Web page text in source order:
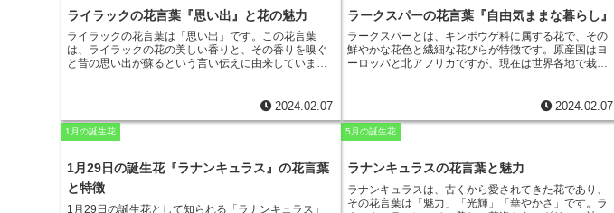
り強さといった花言葉も持っています。ランの花言葉
「熱烈」は、愛する人への熱い想いや、夢や目標に向
かって努力し続ける情熱を表現するのにぴったりで
す。また、その花姿の美しさから、インテリアとして
飾るのもおすすめです。ランを贈ったり、飾ったりす
白いラナンキュラスは「純潔」「無邪気」などです。
ラナンキュラスは、花言葉が素敵な花なので、贈り物
にもおすすめです。
ライラックの花言葉『思い出』と花の魅力
ライラックの花言葉は「思い出」です。この花言葉
は、ライラックの花の美しい香りと、その香りを嗅ぐ
と昔の思い出が蘇るという言い伝えに由来していま
ています。ライラックの花は、ヨーロッパ原産の落葉
低木で、初夏に紫色の花を咲かせます。ライラックの
花は、その美しい見た目と香りの良さから、庭木とし
て人気があります。また、ライラックの花は、切り花
としても人気があり、フラワーアレンジメントに使用
されることが多いです。ライラックの花言葉は、「思
い出」以外にも、「純潔」「清らかな愛」「友情」な
2024.02.07
ラークスパーの花言葉『自由気ままな暮らし』
ラークスパーとは、キンポウゲ科に属する花で、その
鮮やかな花色と繊細な花びらが特徴です。原産国はヨ
ーロッパと北アフリカですが、現在は世界各地で栽培
5つの萼片と5つの
花弁で構成されています。ラークスパーは、その美し
い花姿から、欧米では人気が高い花で、切り花や花
壇、コンテナ植えなど、さまざまな用途で利用されて
2024.02.07
1月の誕生花
1月29日の誕生花『ラナンキュラス』の花言葉
と特徴
1月29日の誕生花として知られる「ラナンキュラス」
5月の誕生花
ラナンキュラスの花言葉と魅力
ラナンキュラスは、古くから愛されてきた花であり、
その花言葉は 「魅力」「光輝」「華やかさ」です。ラ